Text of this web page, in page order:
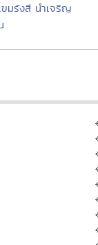
มรังสี นำเจริญ